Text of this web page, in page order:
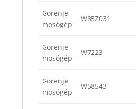
Gorenje
mosógép
W85Z031
Gorenje
mosógép
W7223
Gorenje
mosógép
W58543